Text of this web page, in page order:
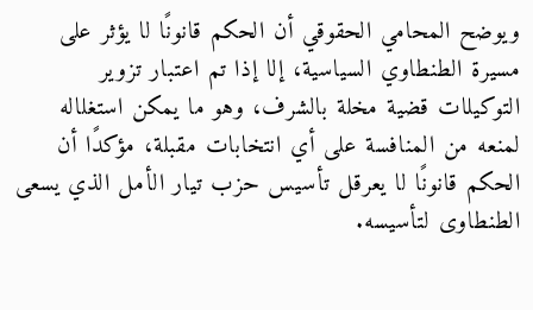
ويوضح المحامي الحقوقي أن الحكم قانونًا لا يؤثر على
مسيرة الطنطاوي السياسية، إلا إذا تم اعتبار تزوير
التوكيلات قضية مخلة بالشرف، وهو ما يمكن استغلاله
لمنعه من المنافسة على أي انتخابات مقبلة، مؤكدًا أن
الحكم قانونًا لا يعرقل تأسيس حزب تيار الأمل الذي يسعى
الطنطاوى لتأسيسه.